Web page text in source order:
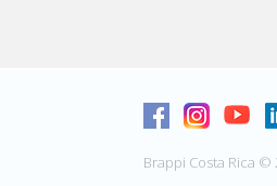
Brappi Costa Rica ©